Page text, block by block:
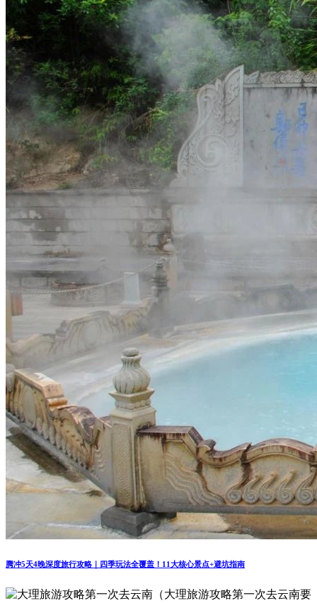
腾冲5天4晚深度旅行攻略｜四季玩法全覆盖！11大核心景点+避坑指南